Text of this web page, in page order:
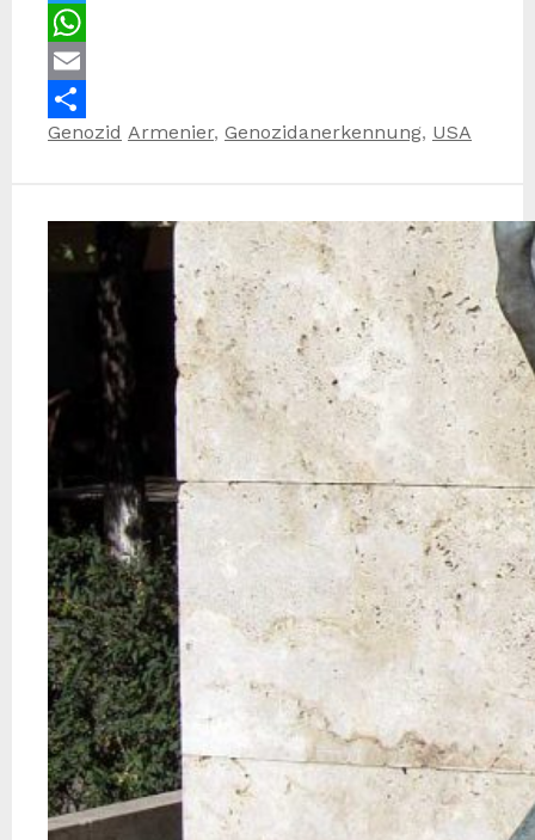
Twitter
WhatsApp
Email
Teilen
Kategorien
Genozid Schlagwörter
Armenier, Genozidanerkennung, USA